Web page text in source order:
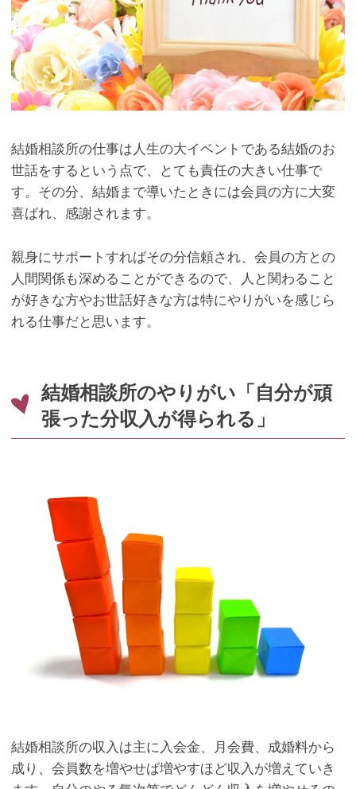
結婚相談所の仕事は人生の大イベントである結婚のお
世話をするという点で、とても責任の大きい仕事で
す。その分、結婚まで導いたときには会員の方に大変
喜ばれ、感謝されます。
親身にサポートすればその分信頼され、会員の方との
人間関係も深めることができるので、人と関わること
が好きな方やお世話好きな方は特にやりがいを感じら
れる仕事だと思います。
結婚相談所のやりがい「自分が頑
張った分収入が得られる」
結婚相談所の収入は主に入会金、月会費、成婚料から
成り、会員数を増やせば増やすほど収入が増えていき